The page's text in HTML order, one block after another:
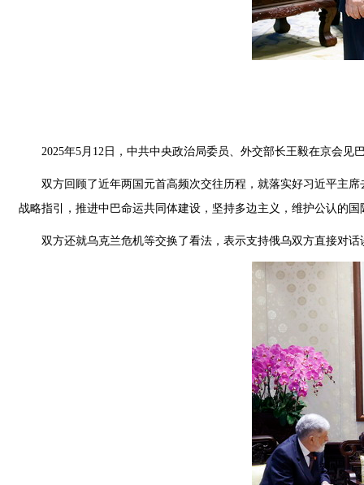
2025年5月12日，中共中央政治局委员、外交部长王毅在京会见
双方回顾了近年两国元首高频次交往历程，就落实好习近平主
战略指引，推进中巴命运共同体建设，坚持多边主义，维护公认的
双方还就乌克兰危机等交换了看法，表示支持俄乌双方直接对